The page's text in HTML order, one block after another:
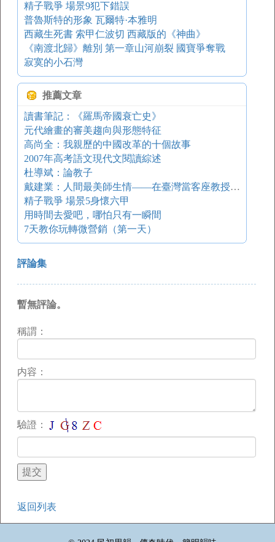
精子戰爭 場景9犯下錯誤
普魯斯特的形象 瓦爾特·本雅明
西藏生死書 索甲仁波切 西藏版的《神曲》
《南渡北歸》離別 第一章山河崩裂 國寶爭奪戰
寂寞的小石灣
推薦文章
讀書筆記：《羅馬帝國衰亡史》
元代繪畫的審美趨向與形態特征
高尚全：我親歷的中國改革的十個故事
2007年高考語文現代文閱讀綜述
杜導斌：論教子
戴建業：人間最美師生情——在臺灣當客座教授的教學體驗
精子戰爭 場景5身懷六甲
用時間去愛吧，哪怕只有一瞬間
7天教你玩轉微營銷（第一天）
評論集
暫無評論。
稱謂：
内容：
驗證：
返回列表